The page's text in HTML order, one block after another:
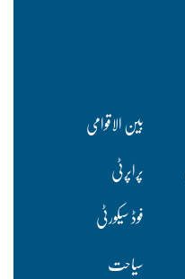
بین الاقوامی
پراپرٹی
فوڈ سیکورٹی
سیاحت